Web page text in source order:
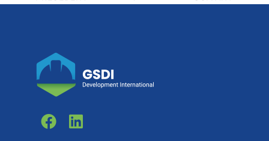
F
a
L
i